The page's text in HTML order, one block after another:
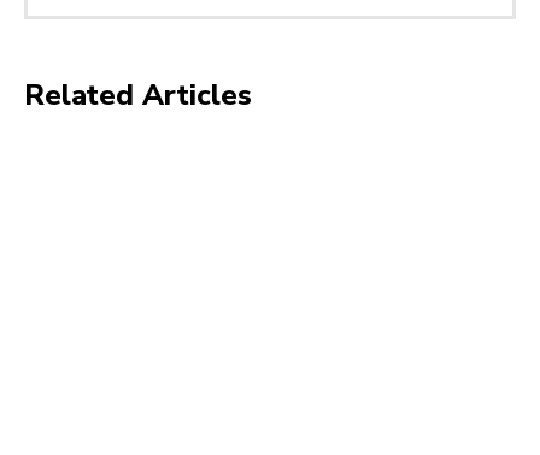
Related Articles